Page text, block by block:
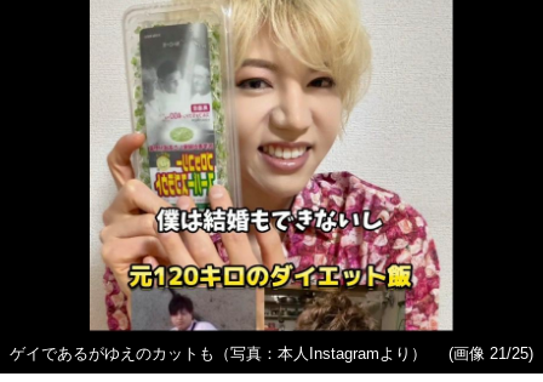
ゲイであるがゆえのカットも（写真：本人Instagramより） (画像 21/25)